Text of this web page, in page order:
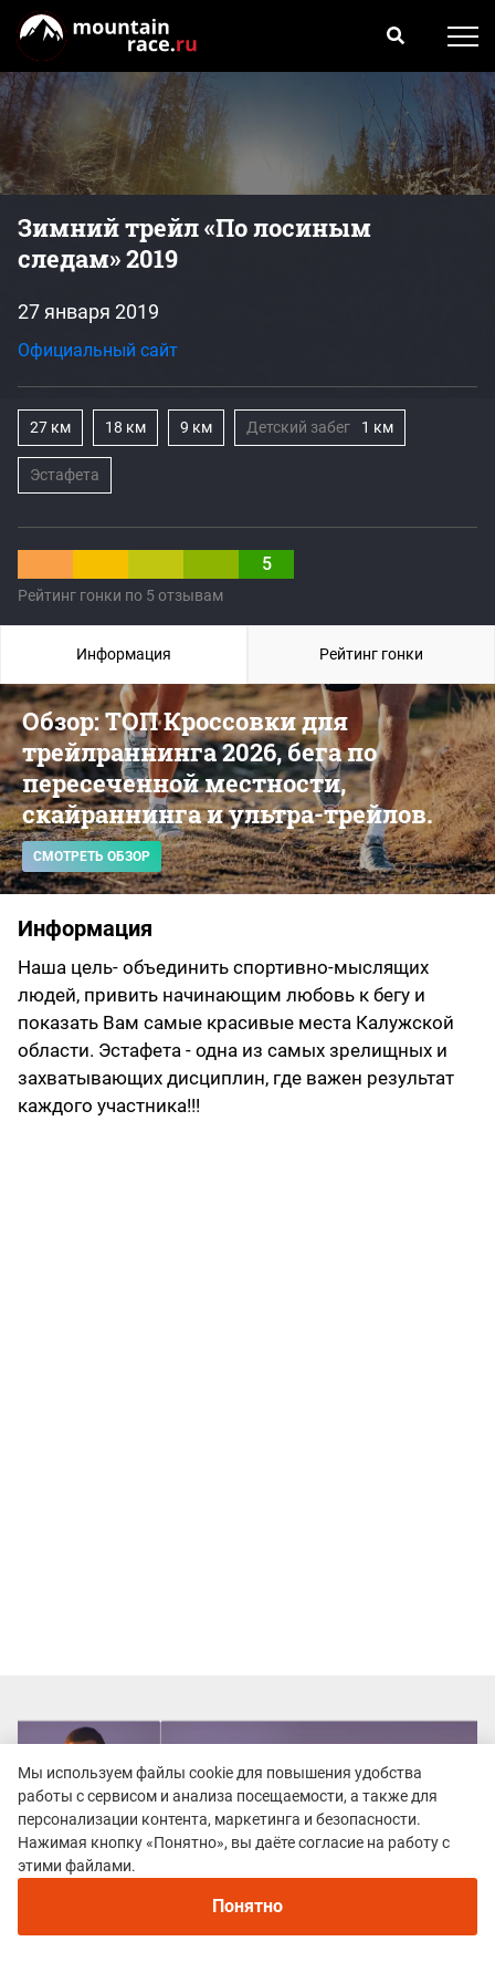
Зимний трейл «По лосиным
следам» 2019
5
Рейтинг гонки по 5 отзывам
27 января 2019
Официальный сайт
27 км 18 км 9 км Детский забег 1 км
Эстафета
Обзор: ТОП Кроссовки для
трейлраннинга 2026, бега по
пересеченной местности,
скайраннинга и ультра-трейлов.
СМОТРЕТЬ ОБЗОР
Информация
Наша цель- объединить спортивно-мыслящих
людей, привить начинающим любовь к бегу и
показать Вам самые красивые места Калужской
области. Эстафета - одна из самых зрелищных и
захватывающих дисциплин, где важен результат
каждого участника!!!
Информация Рейтинг гонки
Рекомендуем
Непромокаемые кроссовки для бега зимой и
трейлраннинга 2026. Для города и
Мы используем файлы cookie для повышения удобства
работы с сервисом и анализа посещаемости, а также для
персонализации контента, маркетинга и безопасности.
Нажимая кнопку «Понятно», вы даёте согласие на работу с
этими файлами.
Понятно